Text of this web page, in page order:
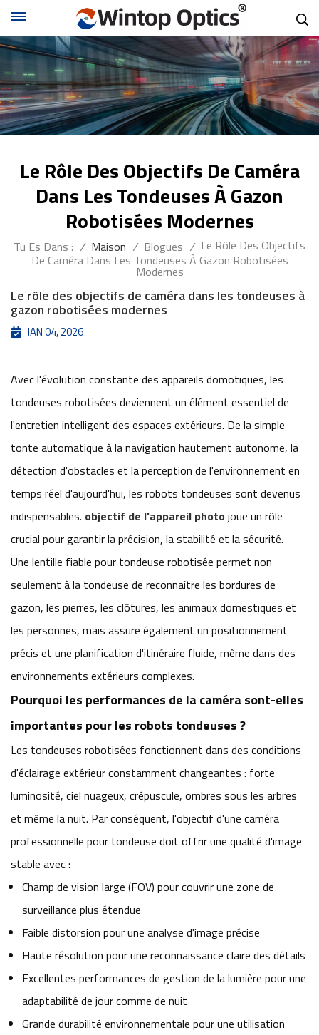
Le Rôle Des Objectifs De Caméra
Dans Les Tondeuses À Gazon
Robotisées Modernes
Tu Es Dans : / Maison / Blogues / Le Rôle Des Objectifs
De Caméra Dans Les Tondeuses À Gazon Robotisées
Modernes
Le rôle des objectifs de caméra dans les tondeuses à
gazon robotisées modernes
JAN 04, 2026
Avec l'évolution constante des appareils domotiques, les
tondeuses robotisées deviennent un élément essentiel de
l'entretien intelligent des espaces extérieurs. De la simple
tonte automatique à la navigation hautement autonome, la
détection d'obstacles et la perception de l'environnement en
temps réel d'aujourd'hui, les robots tondeuses sont devenus
indispensables. objectif de l'appareil photo joue un rôle
crucial pour garantir la précision, la stabilité et la sécurité.
Une lentille fiable pour tondeuse robotisée permet non
seulement à la tondeuse de reconnaître les bordures de
gazon, les pierres, les clôtures, les animaux domestiques et
les personnes, mais assure également un positionnement
précis et une planification d'itinéraire fluide, même dans des
environnements extérieurs complexes.
Pourquoi les performances de la caméra sont-elles
importantes pour les robots tondeuses ?
Les tondeuses robotisées fonctionnent dans des conditions
d'éclairage extérieur constamment changeantes : forte
luminosité, ciel nuageux, crépuscule, ombres sous les arbres
et même la nuit. Par conséquent, l'objectif d'une caméra
professionnelle pour tondeuse doit offrir une qualité d'image
stable avec :
Champ de vision large (FOV) pour couvrir une zone de
surveillance plus étendue
Faible distorsion pour une analyse d'image précise
Haute résolution pour une reconnaissance claire des détails
Excellentes performances de gestion de la lumière pour une
adaptabilité de jour comme de nuit
Grande durabilité environnementale pour une utilisation